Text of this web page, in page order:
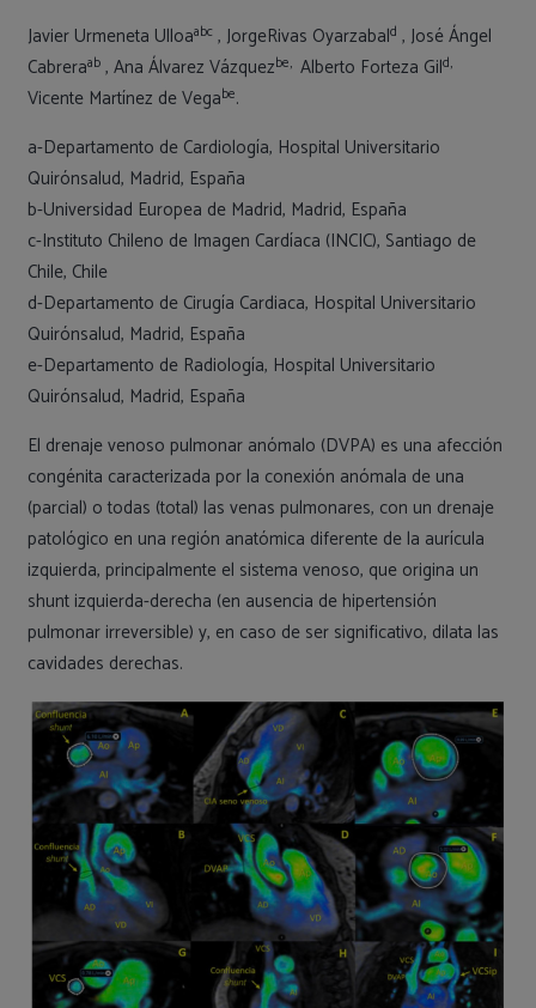
Javier Urmeneta Ulloaabc, JorgeRivas Oyarzabald , José Ángel
Cabreraab, Ana Álvarez Vázquezbe, Alberto Forteza Gild,
Vicente Martínez de Vegabe.
a-Departamento de Cardiología, Hospital Universitario
Quirónsalud, Madrid, España
b-Universidad Europea de Madrid, Madrid, España
c-Instituto Chileno de Imagen Cardíaca (INCIC), Santiago de
Chile, Chile
d-Departamento de Cirugía Cardiaca, Hospital Universitario
Quirónsalud, Madrid, España
e-Departamento de Radiología, Hospital Universitario
Quirónsalud, Madrid, España
El drenaje venoso pulmonar anómalo (DVPA) es una afección
congénita caracterizada por la conexión anómala de una
(parcial) o todas (total) las venas pulmonares, con un drenaje
patológico en una región anatómica diferente de la aurícula
izquierda, principalmente el sistema venoso, que origina un
shunt izquierda-derecha (en ausencia de hipertensión
pulmonar irreversible) y, en caso de ser significativo, dilata las
cavidades derechas.